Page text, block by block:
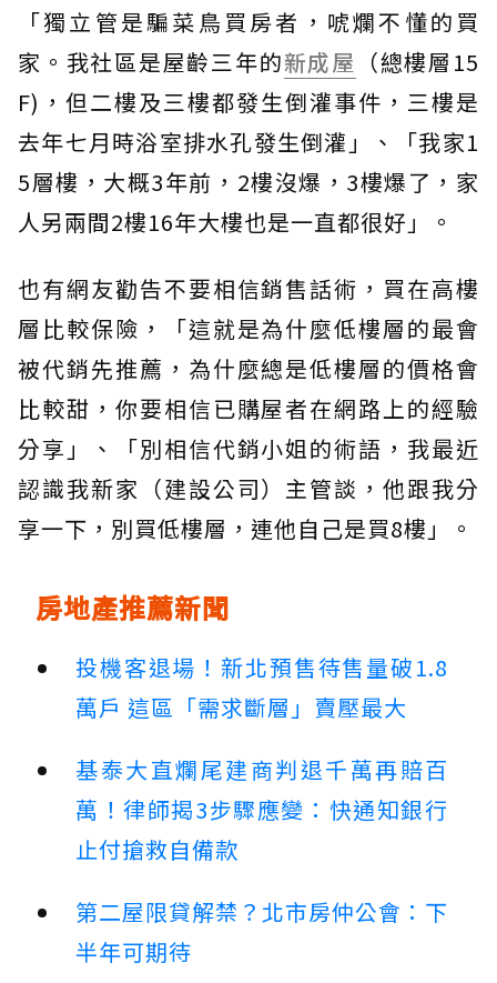
「獨立管是騙菜鳥買房者，唬爛不懂的買
家。我社區是屋齡三年的新成屋 （總樓層15
F)，但二樓及三樓都發生倒灌事件，三樓是
去年七月時浴室排水孔發生倒灌」、「我家1
5層樓，大概3年前，2樓沒爆，3樓爆了，家
人另兩間2樓16年大樓也是一直都很好」。
也有網友勸告不要相信銷售話術，買在高樓
層比較保險，「這就是為什麼低樓層的最會
被代銷先推薦，為什麼總是低樓層的價格會
比較甜，你要相信已購屋者在網路上的經驗
分享」、「別相信代銷小姐的術語，我最近
認識我新家（建設公司）主管談，他跟我分
享一下，別買低樓層，連他自己是買8樓」。
房地產推薦新聞
投機客退場！新北預售待售量破1.8
萬戶 這區「需求斷層」賣壓最大
基泰大直爛尾建商判退千萬再賠百
萬！律師揭3步驟應變：快通知銀行
止付搶救自備款
第二屋限貸解禁？北市房仲公會：下
半年可期待